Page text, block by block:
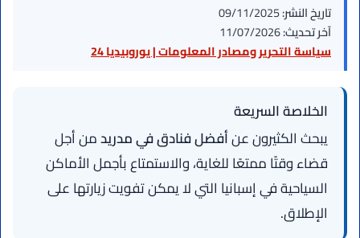
تاريخ النشر:09/11/2025
آخر تحديث:11/07/2026
سياسة التحرير ومصادر المعلومات | يوروبيديا 24
الخلاصة السريعة
يبحث الكثيرون عنأفضل فنادق في مدريدمن أجل
قضاء وقتًا ممتعًا للغاية، والاستمتاع بأجمل الأماكن
السياحية في إسبانيا التي لا يمكن تفويت زيارتها على
الإطلاق.